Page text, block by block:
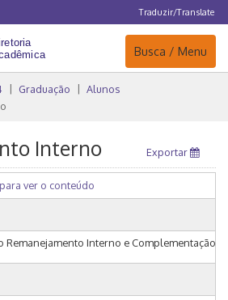
Traduzir/Translate
Navegação
Busca / Menu
Graduação
Alunos
Interno Exportar
ver o conteúdo
Remanejamento Interno e Complementação